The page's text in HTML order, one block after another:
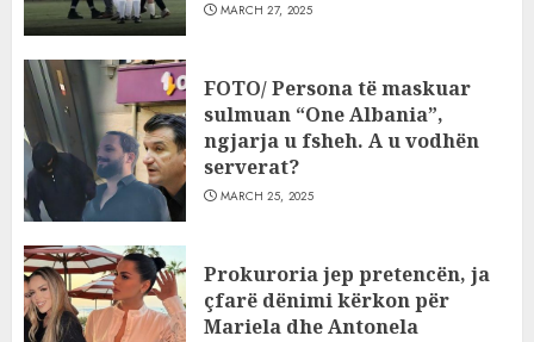
MARCH 27, 2025
FOTO/ Persona të maskuar
sulmuan “One Albania”,
ngjarja u fsheh. A u vodhën
serverat?
MARCH 25, 2025
Prokuroria jep pretencën, ja
çfarë dënimi kërkon për
Mariela dhe Antonela